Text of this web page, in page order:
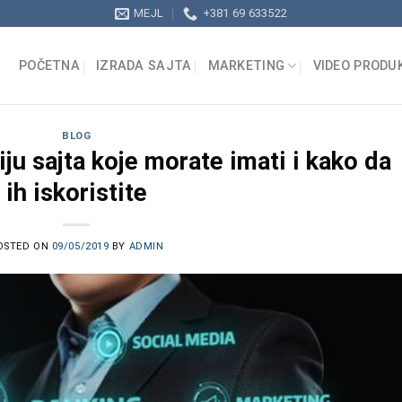
MEJL +381 69 633522
POČETNA IZRADA SAJTA MARKETING VIDEO
BLOG
sajta koje morate imati i kako da
ih iskoristite
ON 09/05/2019 BY ADMIN